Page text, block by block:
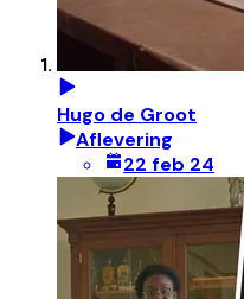
Hugo de Groot
Aflevering
22 feb 24